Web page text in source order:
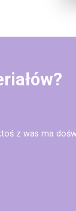
z was ma